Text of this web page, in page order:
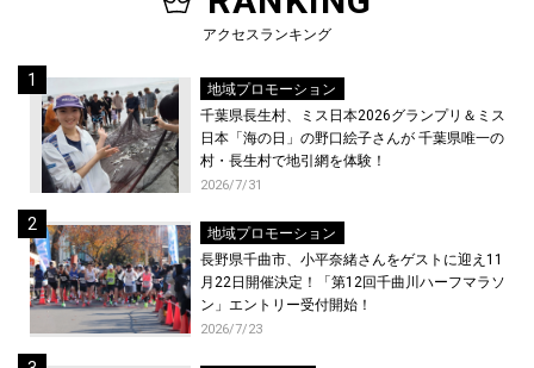
アクセスランキング
地域プロモーション
千葉県長生村、ミス日本2026グランプリ＆ミス
日本「海の日」の野口絵子さんが 千葉県唯一の
村・長生村で地引網を体験！
2026/7/31
地域プロモーション
長野県千曲市、小平奈緒さんをゲストに迎え11
月22日開催決定！「第12回千曲川ハーフマラソ
ン」エントリー受付開始！
2026/7/23